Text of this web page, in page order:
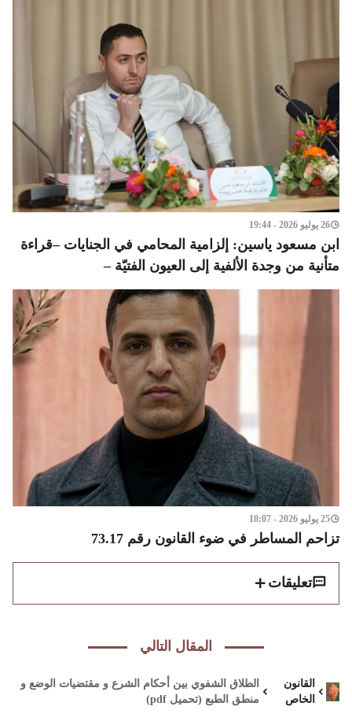
26 يوليو 2026 - 19:44
ابن مسعود ياسين: إلزامية المحامي في الجنايات –قراءة
متأنية من وجدة الألفية إلى العيون الفتيّة –
25 يوليو 2026 - 18:07
تزاحم المساطر في ضوء القانون رقم 73.17
تعليقات
المقال التالي
القانون
الخاص
الطلاق الشفوي بين أحكام الشرع و مقتضيات الوضع و
منطق الطبع (تحميل pdf)